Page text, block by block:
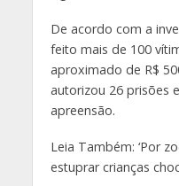
De acordo com a
feito mais de 100
aproximado de R$
autorizou 26 prisões
apreensão.
Leia Também: ‘Por
estuprar crianças